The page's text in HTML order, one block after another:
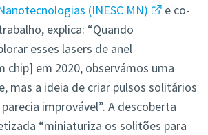
(INESC MN)
e co-
explica: “Quando
esses lasers de anel
chip] em 2020, observámos uma
mas a ideia de criar pulsos solitários
improvável”. A descoberta
“miniaturiza os solitões para